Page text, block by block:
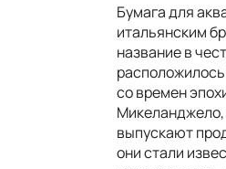
Бумага для
итальянским
название в
со времен
Микеланджело,
выпускают
они стали